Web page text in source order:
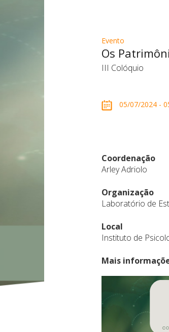
Evento
Os
III Colóquio
05/07/2024 -
Coordenação
Arley Adriolo
Organização
Laboratório de
Local
Instituto de
Mais